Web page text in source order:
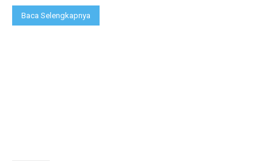
Baca Selengkapnya